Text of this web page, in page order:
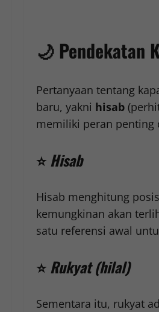
🌙 Pendekatan
Pertanyaan tentang
baru, yakni hisab
memiliki peran penting
⭐Hisab
Hisab menghitung
kemungkinan akan
satu referensi awal
⭐Rukyat (hilal)
Sementara itu, rukyat